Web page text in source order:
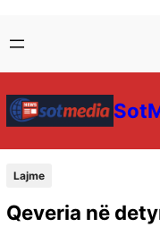
Lajme
Qeveria në